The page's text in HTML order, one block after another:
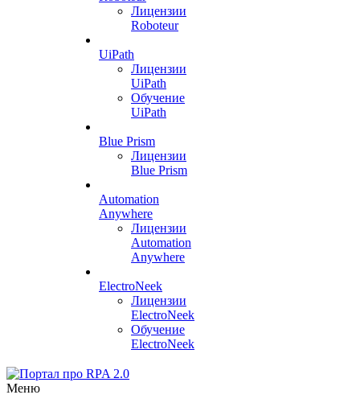
Лицензии
Roboteur
UiPath
Лицензии
UiPath
Обучение
UiPath
Blue Prism
Лицензии
Blue Prism
Automation
Anywhere
Лицензии
Automation
Anywhere
ElectroNeek
Лицензии
ElectroNeek
Обучение
ElectroNeek
Меню